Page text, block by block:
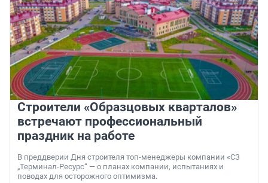
Строители «Образцовых кварталов»
встречают профессиональный
праздник на работе
В преддверии Дня строителя топ-менеджеры компании «СЗ
„Терминал-Ресурс“ — о планах компании, испытаниях и
поводах для осторожного оптимизма.